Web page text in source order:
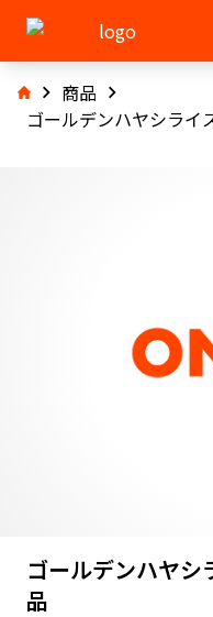
商品
ゴールデンハヤシライ
ゴールデンハヤシ
品